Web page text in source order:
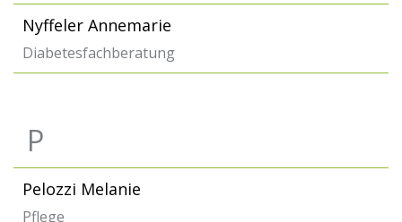
Nyffeler Annemarie
Diabetesfachberatung
P
Pelozzi Melanie
Pflege